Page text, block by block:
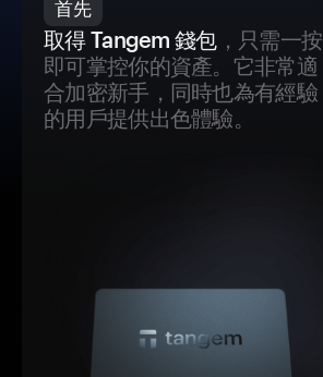
首先
取得 Tangem 錢包，只需一按
即可掌控你的資產。它非常適
合加密新手，同時也為有經驗
的用戶提供出色體驗。